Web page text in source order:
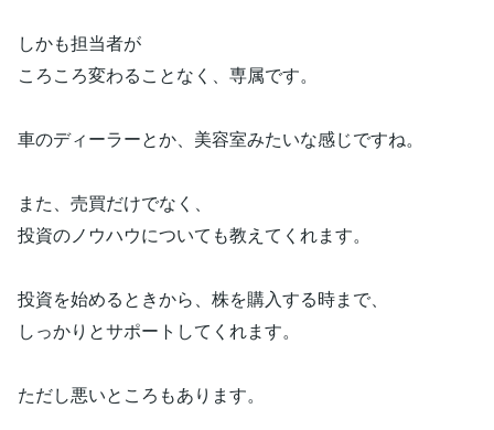
しかも担当者が
ころころ変わることなく、専属です。
車のディーラーとか、美容室みたいな感じですね。
また、売買だけでなく、
投資のノウハウについても教えてくれます。
投資を始めるときから、株を購入する時まで、
しっかりとサポートしてくれます。
ただし悪いところもあります。